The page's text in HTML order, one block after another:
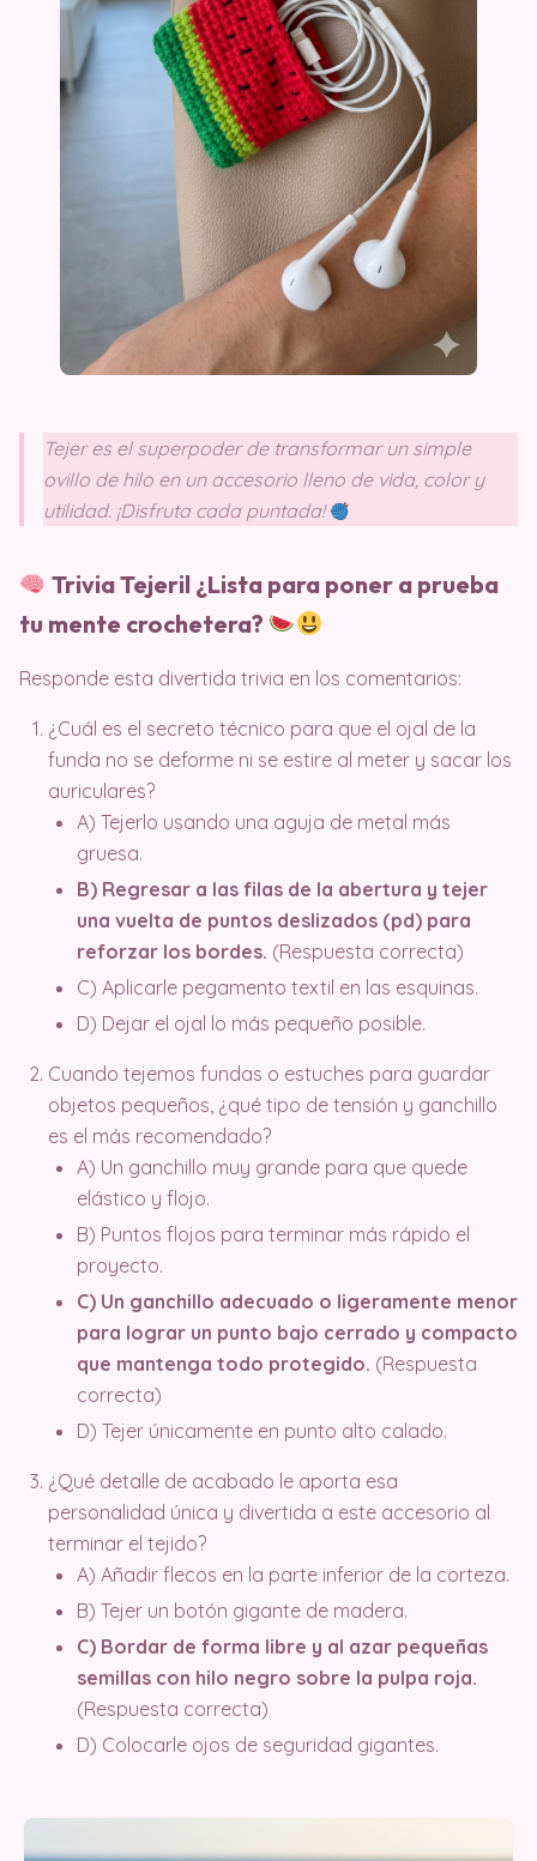
Tejer es el superpoder de transformar un simple
ovillo de hilo en un accesorio lleno de vida, color y
utilidad. ¡Disfruta cada puntada!
Trivia Tejeril ¿Lista para poner a prueba
tu mente crochetera?
Responde esta divertida trivia en los comentarios:
¿Cuál es el secreto técnico para que el ojal de la
funda no se deforme ni se estire al meter y sacar los
auriculares?
A) Tejerlo usando una aguja de metal más
gruesa.
B) Regresar a las filas de la abertura y tejer
una vuelta de puntos deslizados (pd) para
reforzar los bordes. (Respuesta correcta)
C) Aplicarle pegamento textil en las esquinas.
D) Dejar el ojal lo más pequeño posible.
Cuando tejemos fundas o estuches para guardar
objetos pequeños, ¿qué tipo de tensión y ganchillo
es el más recomendado?
A) Un ganchillo muy grande para que quede
elástico y flojo.
B) Puntos flojos para terminar más rápido el
proyecto.
C) Un ganchillo adecuado o ligeramente menor
para lograr un punto bajo cerrado y compacto
que mantenga todo protegido. (Respuesta
correcta)
D) Tejer únicamente en punto alto calado.
¿Qué detalle de acabado le aporta esa
personalidad única y divertida a este accesorio al
terminar el tejido?
A) Añadir flecos en la parte inferior de la corteza.
B) Tejer un botón gigante de madera.
C) Bordar de forma libre y al azar pequeñas
semillas con hilo negro sobre la pulpa roja.
(Respuesta correcta)
D) Colocarle ojos de seguridad gigantes.